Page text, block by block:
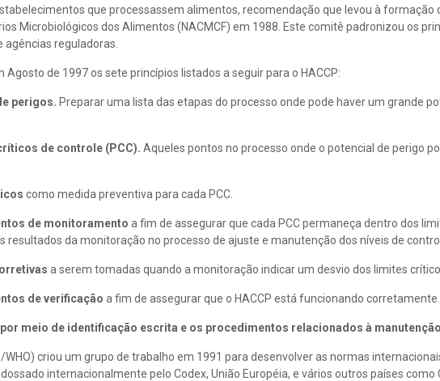
que processassem alimentos, recomendação que levou à formação
Microbiológicos dos Alimentos (NACMCF) em 1988. Este comitê padronizou os
reguladoras.
Agosto de 1997 os sete princípios listados a seguir para o HACCP:
perigos. Preparar uma lista das etapas do processo onde pode haver um grande
de controle (PCC). Aqueles pontos no processo onde o potencial de perigo
como medida preventiva para cada PCC.
de monitoramentoa fim de assegurar que cada PCC permaneça dentro dos
resultados da monitoração no processo de ajuste e manutenção dos níveis de
a serem tomadas quando a monitoração indicar um desvio dos limites
de verificaçãoa fim de assegurar que o HACCP está funcionando corretamente.
meio de identificação escrita e os procedimentos relacionados à
criou um grupo de trabalho em 1991 para desenvolver as normas
internacionalmente pelo Codex, União Européia, e vários outros países como